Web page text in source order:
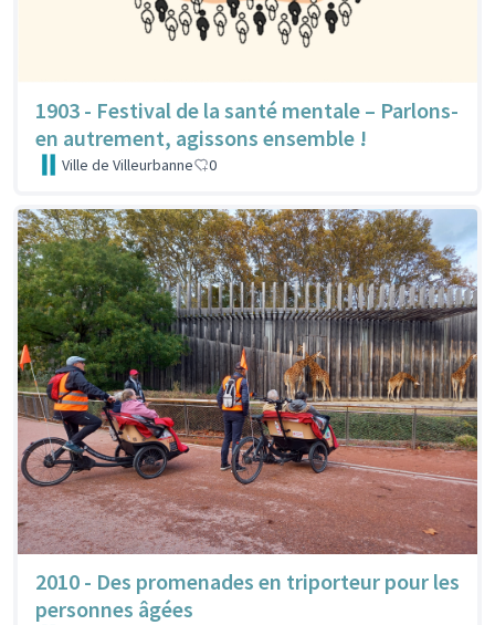
1903 - Festival de la santé mentale – Parlons-
en autrement, agissons ensemble !
Ville de Villeurbanne 0
2010 - Des promenades en triporteur pour les
personnes âgées